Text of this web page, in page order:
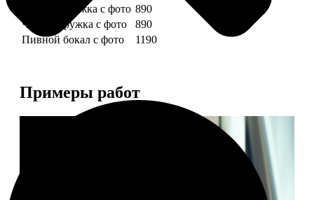
Голубая кружка с фото 890
Черная кружка с фото
890
Пивной бокал с фото
1190
Примеры работ